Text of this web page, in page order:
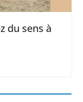
du sens à